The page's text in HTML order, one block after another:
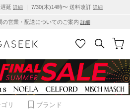
延 詳細 ｜ 7/30(木)14時〜 送料改訂 詳細
の営業・配送についてのご案内 詳細
リ ブランド